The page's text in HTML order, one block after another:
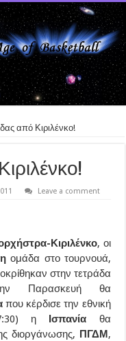
από Κιριλένκο!
Leave a comment
Κιριλένκο, οι
ομάδα στο τουρνουά,
στην τετράδα
Παρασκευή θα
που κέρδισε την εθνική
η Ισπανία θα
διοργάνωσης, ΠΓΔΜ,